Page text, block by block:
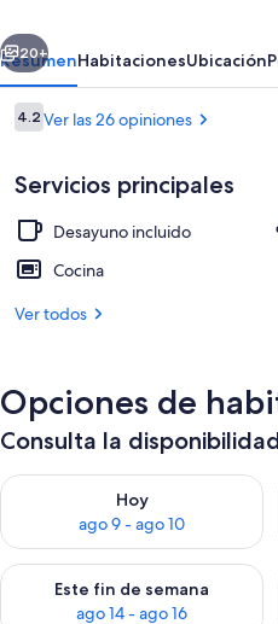
Vermittlung
Hannover
Siguiente
20+
ResumenHabitacionesUbicación
Opiniones
4.24.2 de 10,
Ver las 26 opiniones
Servicios principales
Desayuno incluido
Cocina
Ver todos
Opciones de
Consulta la
Hoy
ago 9 - ago 10
Consulta la disponibilidad para
Este fin de semana
ago 14 - ago 16
Consulta la disponibilidad para